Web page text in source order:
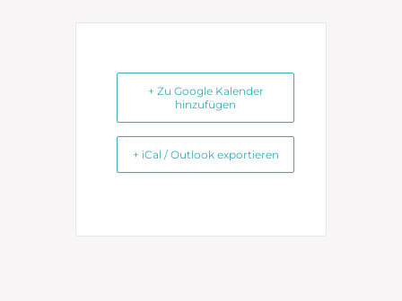
+ Zu Google Kalender
hinzufügen
+ iCal / Outlook exportieren